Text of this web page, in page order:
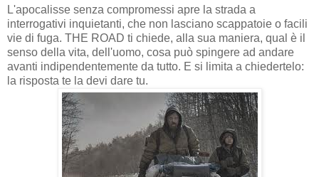
L'apocalisse senza compromessi apre la strada a
interrogativi inquietanti, che non lasciano scappatoie o facili
vie di fuga. THE ROAD ti chiede, alla sua maniera, qual è il
senso della vita, dell'uomo, cosa può spingere ad andare
avanti indipendentemente da tutto. E si limita a chiedertelo:
la risposta te la devi dare tu.